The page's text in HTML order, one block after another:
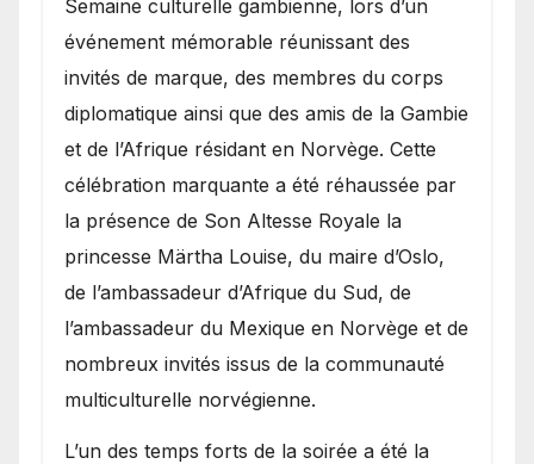
Semaine culturelle gambienne, lors d’un
événement mémorable réunissant des
invités de marque, des membres du corps
diplomatique ainsi que des amis de la Gambie
et de l’Afrique résidant en Norvège. Cette
célébration marquante a été réhaussée par
la présence de Son Altesse Royale la
princesse Märtha Louise, du maire d’Oslo,
de l’ambassadeur d’Afrique du Sud, de
l’ambassadeur du Mexique en Norvège et de
nombreux invités issus de la communauté
multiculturelle norvégienne.
​L’un des temps forts de la soirée a été la